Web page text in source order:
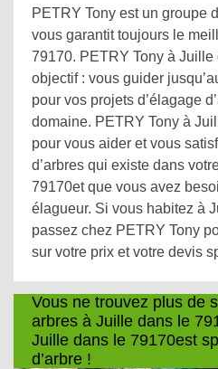
PETRY Tony est un groupe
vous garantit toujours le
79170. PETRY Tony à Juille
objectif : vous guider
pour vos projets d’élagage
domaine. PETRY Tony à
pour vous aider et vous
d’arbres qui existe dans
79170et que vous avez
élagueur. Si vous habitez à
passez chez PETRY Tony
sur votre prix et votre devis
Vous ne trouvez plus de
arbres à Juille dans le
Juille dans le 79170est
d’arbre !